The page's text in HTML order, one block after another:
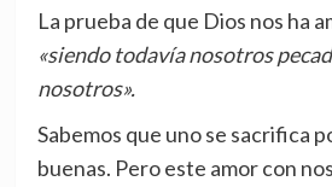
La prueba de que Dios nos ha
«siendo todavía nosotros
nosotros».
Sabemos que uno se sacrifica
buenas. Pero este amor con